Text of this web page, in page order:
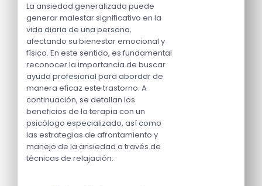
La ansiedad generalizada puede
generar malestar significativo en la
vida diaria de una persona,
afectando su bienestar emocional y
físico. En este sentido, es fundamental
reconocer la importancia de buscar
ayuda profesional para abordar de
manera eficaz este trastorno. A
continuación, se detallan los
beneficios de la terapia con un
psicólogo especializado, así como
las estrategias de afrontamiento y
manejo de la ansiedad a través de
técnicas de relajación: